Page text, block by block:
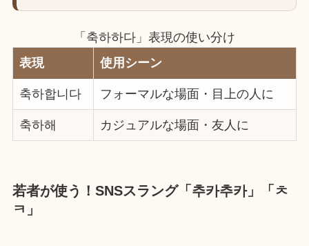
「축하하다」表現の使い分け
表現
使用シーン
축하합니다 フォーマルな場面・目上の人に
축하해 カジュアルな場面・友人に
若者が使う！SNSスラング「추카추카」「ㅊ
ㅋ」